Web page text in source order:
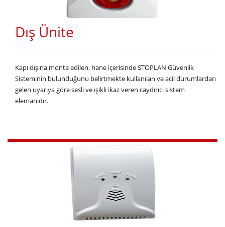
Dış Ünite
Kapı dışına monte edilen, hane içerisinde STOPLAN Güvenlik
Sisteminin bulunduğunu belirtmekte kullanılan ve acil durumlardan
gelen uyarıya göre sesli ve ışıklı ikaz veren caydırıcı sistem
elemanıdır.